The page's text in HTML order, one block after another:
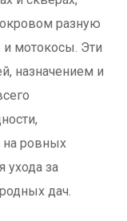
разную
и мотокосы. Эти
назначением и
на ровных
ухода за
дач.